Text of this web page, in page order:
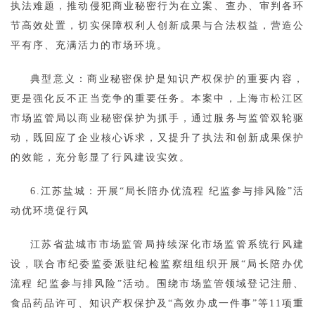
执法难题，推动侵犯商业秘密行为在立案、查办、审判各环
节高效处置，切实保障权利人创新成果与合法权益，营造公
平有序、充满活力的市场环境。
典型意义：商业秘密保护是知识产权保护的重要内容，
更是强化反不正当竞争的重要任务。本案中，上海市松江区
市场监管局以商业秘密保护为抓手，通过服务与监管双轮驱
动，既回应了企业核心诉求，又提升了执法和创新成果保护
的效能，充分彰显了行风建设实效。
6.江苏盐城：开展“局长陪办优流程 纪监参与排风险”活
动优环境促行风
江苏省盐城市市场监管局持续深化市场监管系统行风建
设，联合市纪委监委派驻纪检监察组组织开展“局长陪办优
流程 纪监参与排风险”活动。围绕市场监管领域登记注册、
食品药品许可、知识产权保护及“高效办成一件事”等11项重